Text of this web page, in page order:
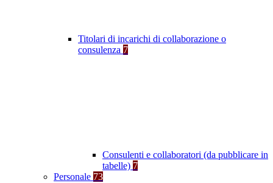
Titolari di incarichi di collaborazione o
consulenza 7
Consulenti e collaboratori (da pubblicare in
tabelle) 7
Personale 73